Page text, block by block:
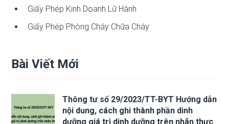
Giấy Phép Kinh Doanh Lữ Hành
Giấy Phép Phòng Cháy Chữa Cháy
Bài Viết Mới
Thông tư số 29/2023/TT-BYT Hướng dẫn
nội dung, cách ghi thành phần dinh
dưỡng giá trị dinh dưỡng trên nhãn thực